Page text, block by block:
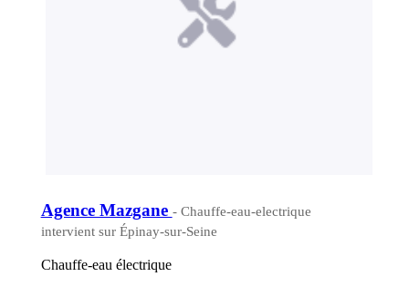
Agence Mazgane - Chauffe-eau-electrique
intervient sur Épinay-sur-Seine
Chauffe-eau électrique